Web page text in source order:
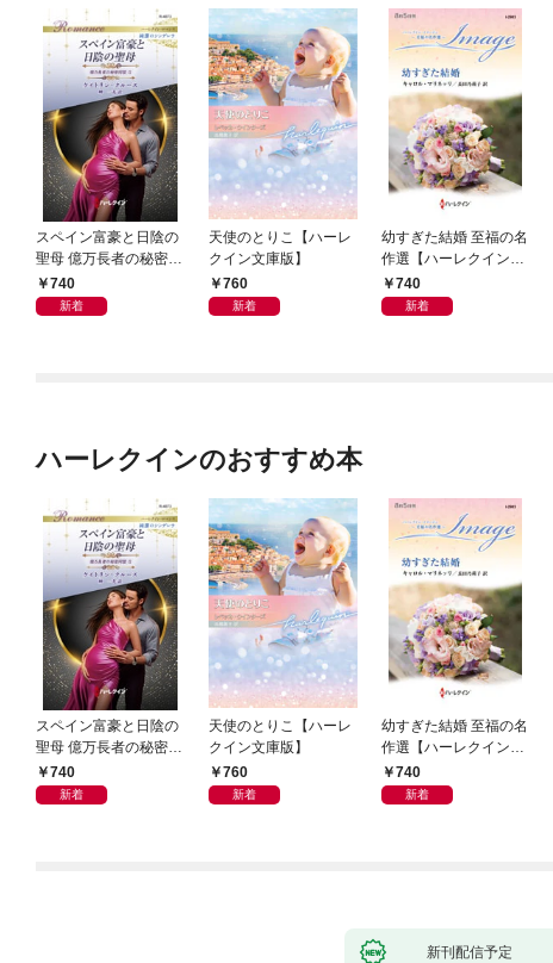
スペイン富豪と日陰の
聖母 億万長者の秘密同
盟 II ハーレクイン・ロ
マンス～純潔のシンデ
740
新着
天使のとりこ【ハーレ
クイン文庫版】
760
新着
幼すぎた結婚 至福の名
作選【ハーレクイン・
イマージュ版】
740
新着
ハーレクインのおすすめ本
スペイン富豪と日陰の
聖母 億万長者の秘密同
盟 II ハーレクイン・ロ
マンス～純潔のシンデ
740
新着
天使のとりこ【ハーレ
クイン文庫版】
760
新着
幼すぎた結婚 至福の名
作選【ハーレクイン・
イマージュ版】
740
新着
新刊配信予定